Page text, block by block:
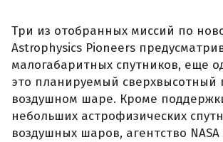
Три из отобранных миссий по
Astrophysics Pioneers
малогабаритных спутников, еще
это планируемый сверхвысотный
воздушном шаре. Кроме
небольших астрофизических
воздушных шаров, агентство